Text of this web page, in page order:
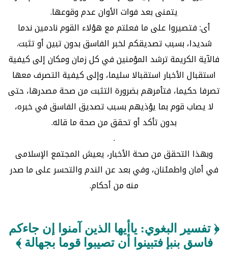
يتمنى بعد فوات الأوان عدم وقوعها.
أى: فتصيروا على ما فعلتم مع هؤلاء القوم نادمين ندما
شديدا، بسبب تصديقكم لخبر الفاسق بدون تبين أو تثبت.
فالآية الكريمة ترشد المؤمنين في كل زمان ومكان إلى كيفية
استقبال الأخبار استقبالا سليما، وإلى كيفية التصرف معها
تصرفا حكيما، فتأمرهم بضرورة التثبت من صحة مصدرها، حتى
لا يصاب قوم بما يؤذيهم بسبب تصديق الفاسق في خبره،
بدون تأكد أو تحقق من صحة ما قاله.
.
وبهذا التحقق من صحة الأخبار، يعيش المجتمع الإسلامى
في أمان واطمئنان، وفي بعد عن الندم والتحسر على ما صدر
منه من أحكام.
﴿ تفسير البغوي: ياأيها الذين آمنوا إن جاءكم
فاسق بنبإ فتبينوا أن تصيبوا قوما بجهالة ﴾